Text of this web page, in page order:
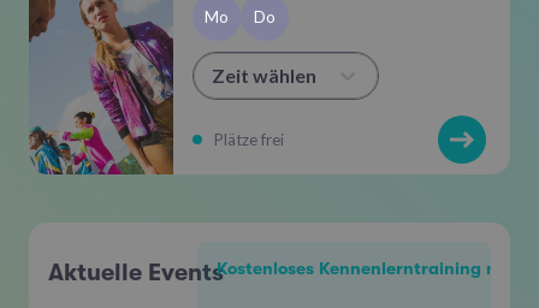
Mo Do
Zeit wählen
Plätze frei
Aktuelle EventsKostenloses Kennenlerntraining mit